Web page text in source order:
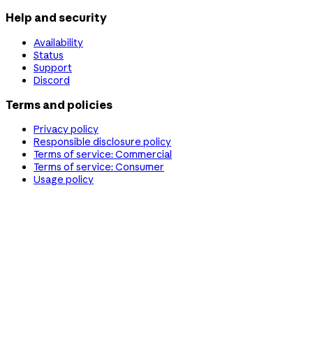
Help and security
Availability
Status
Support
Discord
Terms and policies
Privacy policy
Responsible disclosure policy
Terms of service: Commercial
Terms of service: Consumer
Usage policy